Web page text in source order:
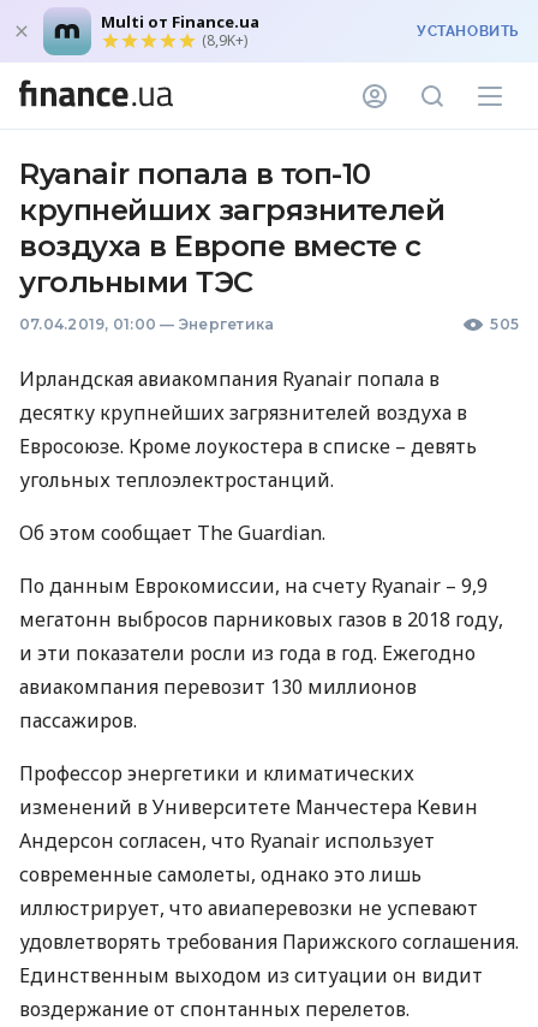
Multi от Finance.ua
(8,9K+) УСТАНОВИТЬ
Ryanair попала в топ-10
крупнейших загрязнителей
воздуха в Европе вместе с
угольными ТЭС
07.04.2019, 01:00 — Энергетика 505
Ирландская авиакомпания Ryanair попала в
десятку крупнейших загрязнителей воздуха в
Евросоюзе. Кроме лоукостера в списке – девять
угольных теплоэлектростанций.
Об этом сообщает The Guardian.
По данным Еврокомиссии, на счету Ryanair – 9,9
мегатонн выбросов парниковых газов в 2018 году,
и эти показатели росли из года в год. Ежегодно
авиакомпания перевозит 130 миллионов
пассажиров.
Профессор энергетики и климатических
изменений в Университете Манчестера Кевин
Андерсон согласен, что Ryanair использует
современные самолеты, однако это лишь
иллюстрирует, что авиаперевозки не успевают
удовлетворять требования Парижского соглашения.
Единственным выходом из ситуации он видит
воздержание от спонтанных перелетов.